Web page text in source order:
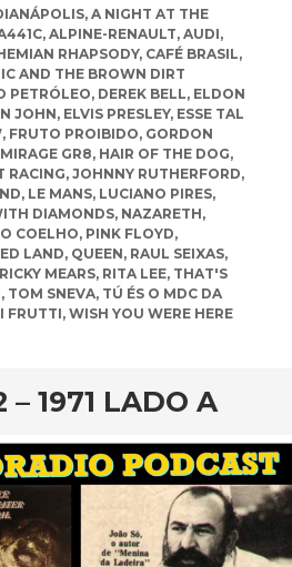
, A NIGHT AT THE
, ALPINE-RENAULT, AUDI,
RHAPSODY, CAFÉ BRASIL,
AND THE BROWN DIRT
PETRÓLEO, DEREK BELL, ELDON
JOHN, ELVIS PRESLEY, ESSE TAL
, FRUTO PROIBIDO, GORDON
GR8, HAIR OF THE DOG,
RACING, JOHNNY RUTHERFORD,
, LE MANS, LUCIANO PIRES,
DIAMONDS, NAZARETH,
COELHO, PINK FLOYD,
LAND, QUEEN, RAUL SEIXAS,
RICKY MEARS, RITA LEE, THAT'S
, TOM SNEVA, TÚ ÉS O MDC DA
FRUTTI, WISH YOU WERE HERE
– 1971 LADO A